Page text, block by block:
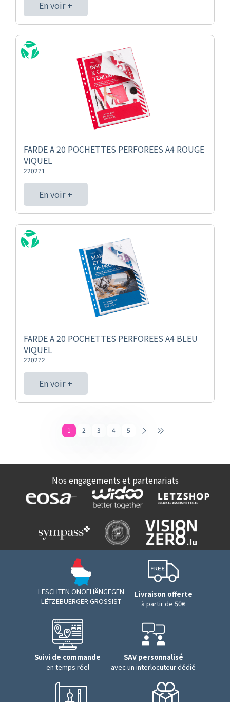
En voir +
FARDE A 20 POCHETTES PERFOREES A4 ROUGE
VIQUEL
220271
En voir +
FARDE A 20 POCHETTES PERFOREES A4 BLEU
VIQUEL
220272
En voir +
1 2 3 4 5
Nos engagements et partenariats
LESCHTEN ONOFHÄNGEGEN
LËTZEBUERGER GROSSIST
Livraison offerte
à partir de 50€
Suivi de commande
en temps réel
SAV personnalisé
avec un interlocuteur dédié